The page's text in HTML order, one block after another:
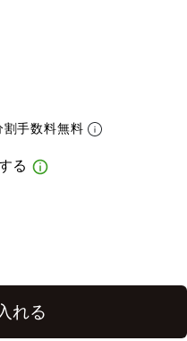
割手数料無料
れる